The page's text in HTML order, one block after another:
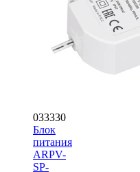
033330
Блок
питания
ARPV-
SP-